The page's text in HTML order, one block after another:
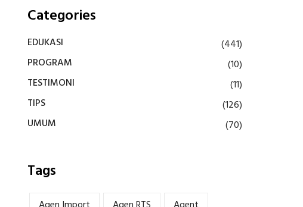
Categories
EDUKASI
(441)
PROGRAM
(10)
TESTIMONI
(11)
TIPS
(126)
UMUM
(70)
Tags